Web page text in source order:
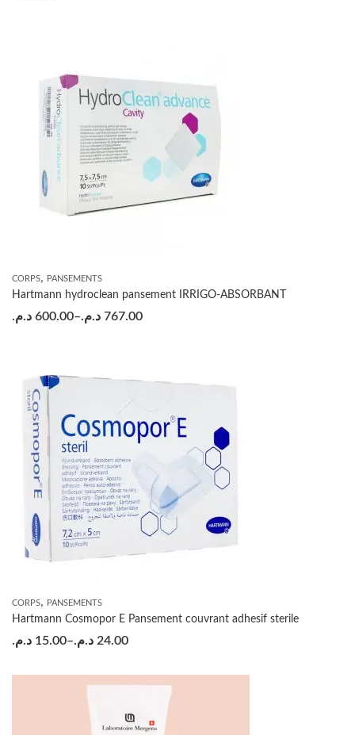
CORPS, PANSEMENTS
Hartmann hydroclean pansement IRRIGO-ABSORBANT
600.00 د.م. – 767.00 د.م.
CORPS, PANSEMENTS
Hartmann Cosmopor E Pansement couvrant adhesif sterile
15.00 د.م. – 24.00 د.م.